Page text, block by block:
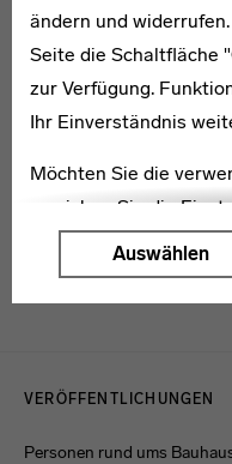
ändern und
Seite die Schaltfläche
zur Verfügung.
Ihr Einverständnis
Möchten Sie die
erreichen Sie die
"Auswählen".
Auswählen
Alf Eggers
VERÖFFENTLICHUNGEN
Personen rund ums